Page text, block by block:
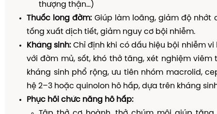
thượng thận...)
Thuốc long đờm:Giúp làm loãng, giảm độ nhớt
tống xuất dịch tiết, giảm nguy cơ bội nhiễm.
Kháng sinh:Chỉ định khi có dấu hiệu bội nhiễm
với đờm mủ, sốt, khó thở tăng, xét nghiệm viêm
kháng sinh phổ rộng, ưu tiên nhóm macrolid,
hệ 2–3 hoặc quinolon hô hấp, dựa trên kháng
Phục hồi chức năng hô hấp: